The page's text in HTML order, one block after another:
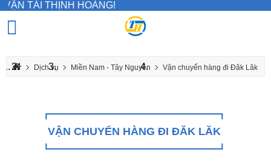
HOÀNG!
Dịch vụ Miền Nam - Tây Nguyên Vận chuyển hàng đi Đăk Lăk
VẬN CHUYỂN HÀNG ĐI ĐĂK LĂK